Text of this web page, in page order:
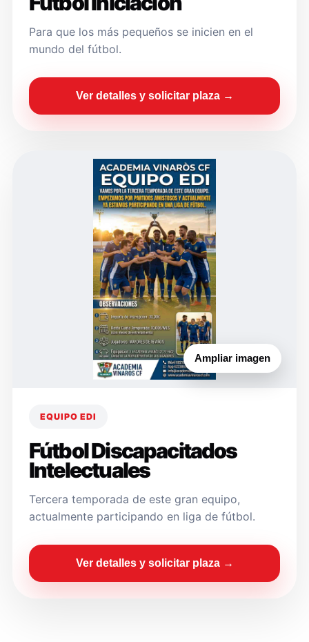
Para que los más pequeños se inicien en el
mundo del fútbol.
Ver detalles y solicitar plaza →
Ampliar imagen
EQUIPO EDI
Fútbol Discapacitados
Intelectuales
Tercera temporada de este gran equipo,
actualmente participando en liga de fútbol.
Ver detalles y solicitar plaza →